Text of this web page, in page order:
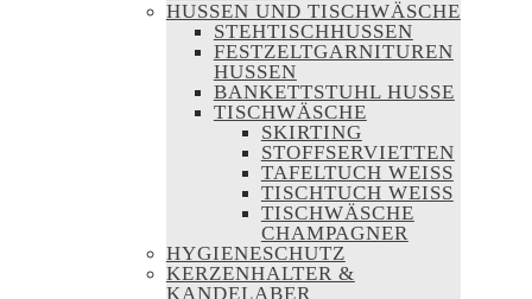
HUSSEN UND TISCHWÄSCHE
STEHTISCHHUSSEN
FESTZELTGARNITUREN
HUSSEN
BANKETTSTUHL HUSSE
TISCHWÄSCHE
SKIRTING
STOFFSERVIETTEN
TAFELTUCH WEISS
TISCHTUCH WEISS
TISCHWÄSCHE
CHAMPAGNER
HYGIENESCHUTZ
KERZENHALTER &
KANDELABER